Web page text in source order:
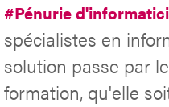
#Pénurie
spécialistes en
solution passe par
formation, qu'elle